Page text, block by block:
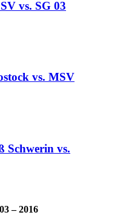
vs. SG 03
vs. MSV
Schwerin vs.
– 2016